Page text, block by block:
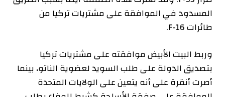
المسدود في الموافقة على مشتريات تركيا من
طائرات F-16.
وربط البيت الأبيض موافقته على مشتريات تركيا
بتصديق الدولة على طلب السويد لعضوية الناتو، بينما
أصرت أنقرة على أنه يتعين على الولايات المتحدة